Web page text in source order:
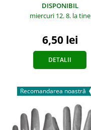
DISPONIBIL
miercuri 12. 8. la tine
6,50 lei
DETALII
Recomandarea noastră